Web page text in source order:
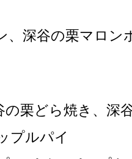
深谷の栗マロン
栗どら焼き、深
プルパイ